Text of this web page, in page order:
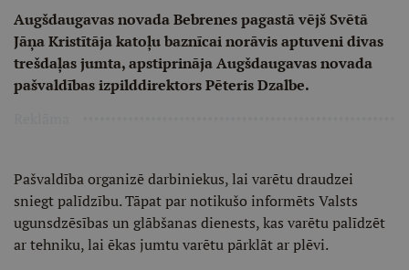
Augšdaugavas novada Bebrenes pagastā vējš Svētā
Jāņa Kristītāja katoļu baznīcai norāvis aptuveni divas
trešdaļas jumta, apstiprināja Augšdaugavas novada
pašvaldības izpilddirektors Pēteris Dzalbe.
Pašvaldība organizē darbiniekus, lai varētu draudzei
sniegt palīdzību. Tāpat par notikušo informēts Valsts
ugunsdzēsības un glābšanas dienests, kas varētu palīdzēt
ar tehniku, lai ēkas jumtu varētu pārklāt ar plēvi.